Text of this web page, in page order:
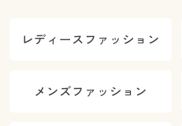
レディースファッション
メンズファッション